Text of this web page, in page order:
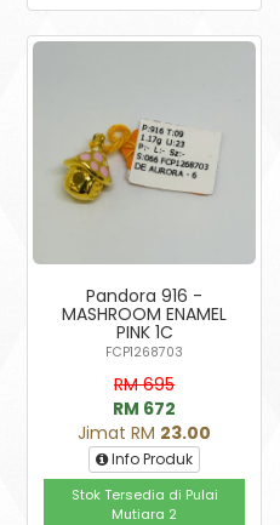
Pandora 916 -
MASHROOM ENAMEL
PINK 1C
FCP1268703
RM 695
RM 672
Jimat RM 23.00
Info Produk
Stok Tersedia di Pulai
Mutiara 2